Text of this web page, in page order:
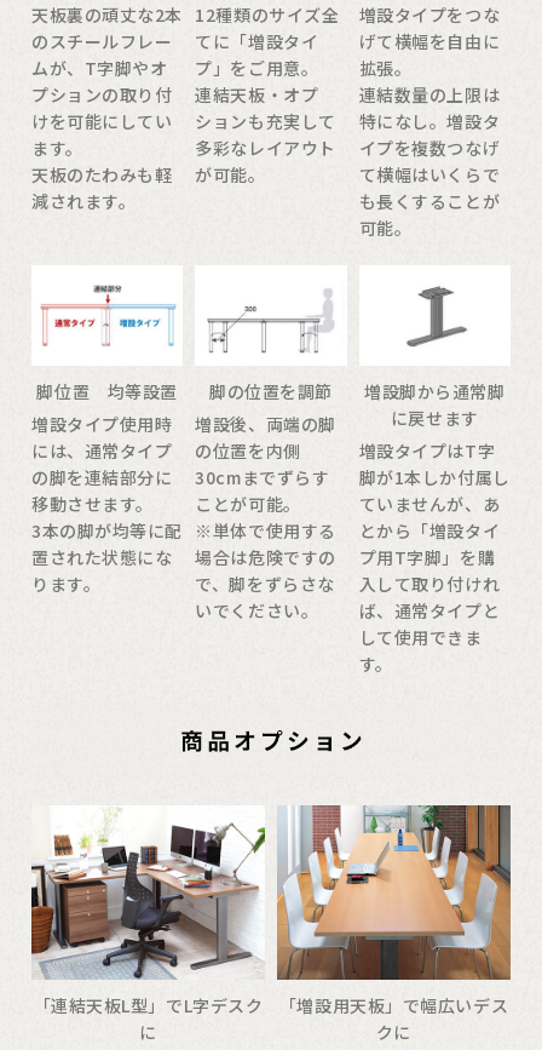
天板裏の頑丈な2本
のスチールフレー
ムが、T字脚やオ
プションの取り付
けを可能にしてい
ます。
天板のたわみも軽
減されます。
12種類のサイズ全
てに「増設タイ
プ」をご用意。
連結天板・オプ
ションも充実して
多彩なレイアウト
が可能。
増設タイプをつな
げて横幅を自由に
拡張。
連結数量の上限は
特になし。増設タ
イプを複数つなげ
て横幅はいくらで
も長くすることが
可能。
脚位置 均等設置
増設タイプ使用時
には、通常タイプ
の脚を連結部分に
移動させます。
3本の脚が均等に配
置された状態にな
ります。
脚の位置を調節
増設後、両端の脚
の位置を内側
30cmまでずらす
ことが可能。
※単体で使用する
場合は危険ですの
で、脚をずらさな
いでください。
増設脚から通常脚
に戻せます
増設タイプはT字
脚が1本しか付属し
ていませんが、あ
とから「増設タイ
プ用T字脚」を購
入して取り付けれ
ば、通常タイプと
して使用できま
す。
「連結天板L型」でL字デスク
に
「増設用天板」で幅広いデス
クに